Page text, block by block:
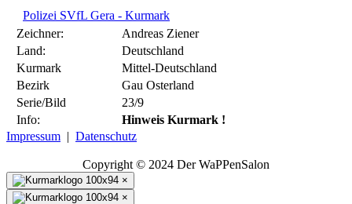
Polizei SVfL Gera - Kurmark
Zeichner:
Andreas Ziener
Land:
Deutschland
Kurmark
Mittel-Deutschland
Bezirk
Gau Osterland
Serie/Bild
23/9
Info:
Hinweis Kurmark !
Impressum | Datenschutz
Copyright © 2024 Der WaPPenSalon
×
×